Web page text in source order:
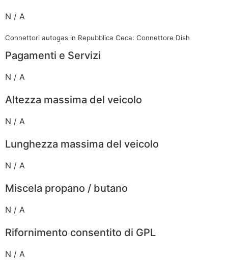
N / A
Connettori autogas in Repubblica Ceca: Connettore Dish
Pagamenti e Servizi
N / A
Altezza massima del veicolo
N / A
Lunghezza massima del veicolo
N / A
Miscela propano / butano
N / A
Rifornimento consentito di GPL
N / A